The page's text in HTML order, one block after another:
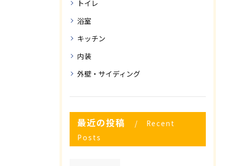
トイレ
浴室
キッチン
内装
外壁・サイディング
最近の投稿
Recent
Posts